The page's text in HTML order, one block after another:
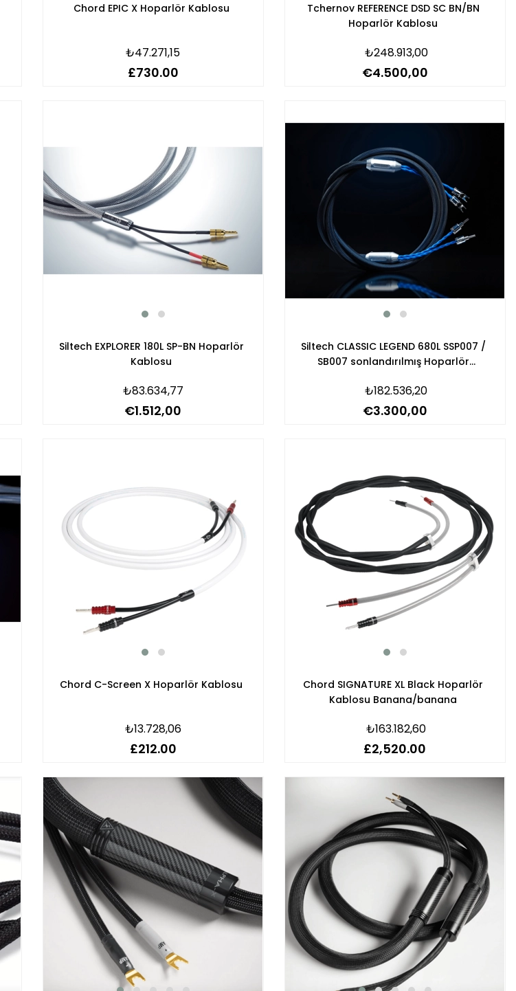
Chord EPIC X Hoparlör Kablosu
₺47.271,15
£730.00
Tchernov REFERENCE DSD SC BN/BN
Hoparlör Kablosu
₺248.913,00
€4.500,00
Siltech EXPLORER 180L SP-BN Hoparlör
Kablosu
₺83.634,77
€1.512,00
Siltech CLASSIC LEGEND 680L SSP007 /
SB007 sonlandırılmış Hoparlör
₺182.536,20
€3.300,00
Chord C-Screen X Hoparlör Kablosu
₺13.728,06
£212.00
Chord SIGNATURE XL Black Hoparlör
Kablosu Banana/banana
₺163.182,60
£2,520.00